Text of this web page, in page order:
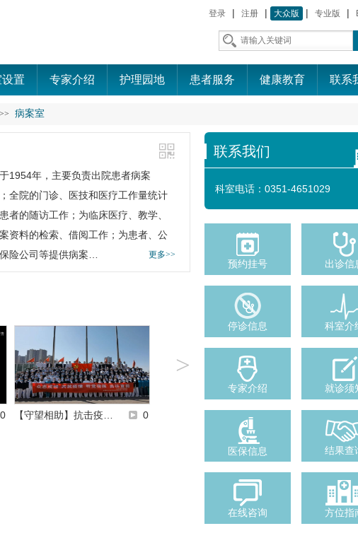
登录 | 注册 | 大众版 | 专业版 |
置 专家介绍 护理园地 患者服务 健康教育 联系
>> 病案室
1954年，主要负责出院患者病案
全院的门诊、医技和医疗工作量统计
者的随访工作；为临床医疗、教学、
资料的检索、借阅工作；为患者、公
险公司等提供病案…
更多>>
0 【守望相助】抗击疫… 0 【医院要闻】蓝佛安…
>
联系我们
科室电话： 0351-4651029
预约挂号 出诊信
停诊信息 科室介
专家介绍 就诊须
医保信息 结果查
在线咨询 方位指